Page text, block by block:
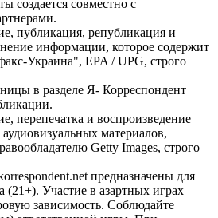
создается совместно с
публикация, републикация и
информации, которое содержит
Украина", EPA / UPG, строго
в разделе Я- Корреспондент
перепечатка и воспроизведение
материалов,
Getty Images, строго
предназначены для
(21+). Участие в азартных играх
зависимость. Соблюдайте